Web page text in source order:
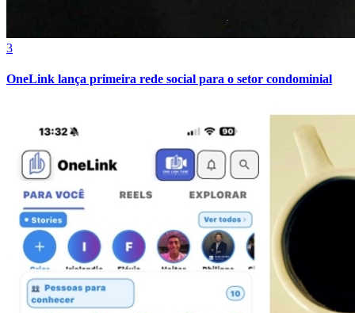
3
OneLink lança primeira rede social para o setor condominial